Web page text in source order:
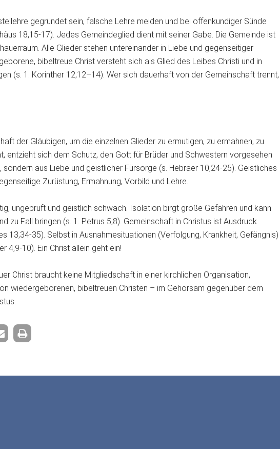
gegründet sein, falsche Lehre meiden und bei offenkundiger Sünde
18,15-17). Jedes Gemeindeglied dient mit seiner Gabe. Die Gemeinde ist
Alle Glieder stehen untereinander in Liebe und gegenseitiger
bibeltreue Christ versteht sich als Glied des Leibes Christi und in
(s. 1. Korinther 12,12–14). Wer sich dauerhaft von der Gemeinschaft trennt,
der Gläubigen, um die einzelnen Glieder zu ermutigen, zu ermahnen, zu
entzieht sich dem Schutz, den Gott für Brüder und Schwestern vorgesehen
aus Liebe und geistlicher Fürsorge (s. Hebräer 10,24-25). Geistliches
Zurüstung, Ermahnung, Vorbild und Lehre.
ungeprüft und geistlich schwach. Isolation birgt große Gefahren und kann
zu Fall bringen (s. 1. Petrus 5,8). Gemeinschaft in Christus ist Ausdruck
13,34-35). Selbst in Ausnahmesituationen (Verfolgung, Krankheit, Gefängnis)
4,9-10). Ein Christ allein geht ein!
Christ braucht keine Mitgliedschaft in einer kirchlichen Organisation,
wiedergeborenen, bibeltreuen Christen – im Gehorsam gegenüber dem